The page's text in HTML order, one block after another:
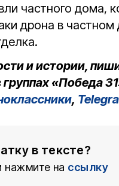
частного дома,
дрона в
и истории,
«Победа
,
в тексте?
нажмите на ссылку